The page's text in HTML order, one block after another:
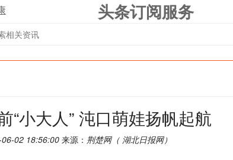
头条订阅服务
“小大人” 沌口萌娃扬帆起航
02 18:56:00 来源： 荆楚网（ 湖北日报网）